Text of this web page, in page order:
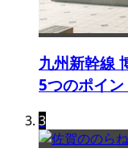
九州新幹線
5つのポイ
3